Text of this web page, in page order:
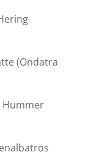
(Ondatra
Hummer